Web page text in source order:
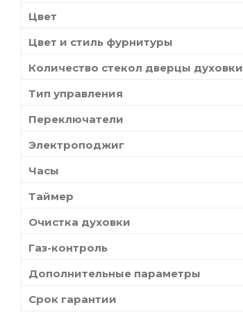
Цвет
Цвет и стиль фурнитуры
Количество стекол дверцы духовки
Тип управления
Переключатели
Электроподжиг
Часы
Таймер
Очистка духовки
Газ-контроль
Дополнительные параметры
Срок гарантии